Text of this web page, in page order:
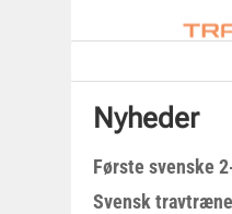
Nyheder
Første svenske
Svensk